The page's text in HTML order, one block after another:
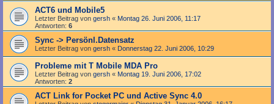
ACT6 und Mobile5
Letzter Beitrag von gersh « Montag 26. Juni 2006, 11:17
Antworten: 6
Sync -> Persönl.Datensatz
Letzter Beitrag von gersh « Donnerstag 22. Juni 2006, 10:29
Probleme mit T Mobile MDA Pro
Letzter Beitrag von gersh « Montag 19. Juni 2006, 17:02
Antworten: 2
ACT Link for Pocket PC und Active Sync 4.0